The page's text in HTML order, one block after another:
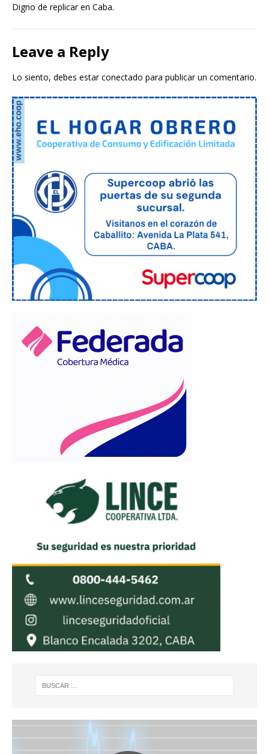
Digno de replicar en Caba.
Leave a Reply
Lo siento, debes estarconectado para publicar un comentario.